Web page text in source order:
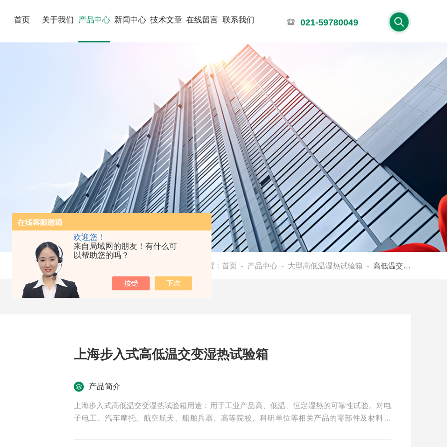
欢迎您！
来自局域网的朋友！有什么可
以帮助您的吗？
首页 关于我们 产品中心 新闻中心 技术文章 在线留言 联系我们 021-59780049
当前位置： 首页 - 产品中心 - 大型高低温湿热试验箱 - 高低温交变湿热试验箱型号选择
上海步入式高低温交变湿热试验箱
产品简介
上海步入式高低温交变湿热试验箱用途：用于工业产品高、低温、恒定湿热的可靠性试验。对电
子电工、汽车摩托、航空航天、船舶兵器、高等院校、科研单位等相关产品的零部件及材料在